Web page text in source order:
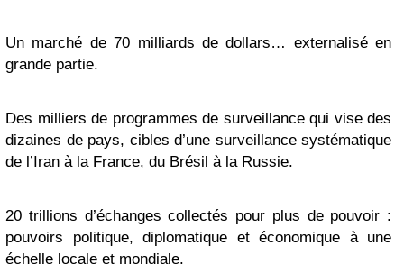
Un marché de 70 milliards de dollars… externalisé en
grande partie.
Des milliers de programmes de surveillance qui vise des
dizaines de pays, cibles d’une surveillance systématique
de l’Iran à la France, du Brésil à la Russie.
20 trillions d’échanges collectés pour plus de pouvoir :
pouvoirs politique, diplomatique et économique à une
échelle locale et mondiale.